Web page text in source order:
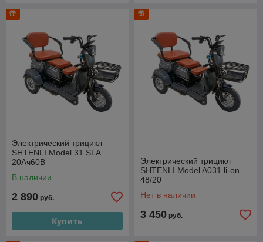
Электрический трицикл
SHTENLI Model 31 SLA
20Ач60В
В наличии
2 890 руб.
Купить
Электрический трицикл
SHTENLI Model A031 li-on
48/20
Нет в наличии
3 450 руб.